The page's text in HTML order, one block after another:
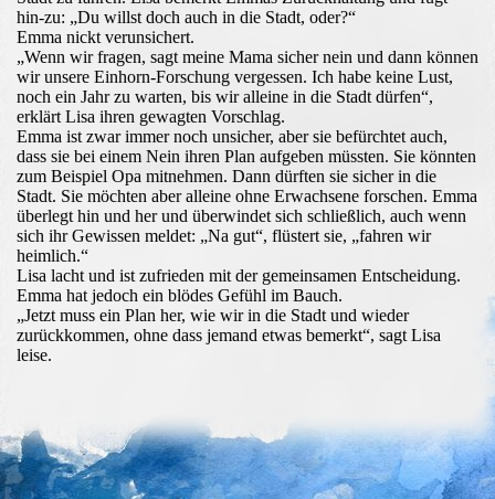
hin-zu: „Du willst doch auch in die Stadt, oder?“
Emma nickt verunsichert.
„Wenn wir fragen, sagt meine Mama sicher nein und dann können
wir unsere Einhorn-Forschung vergessen. Ich habe keine Lust,
noch ein Jahr zu warten, bis wir alleine in die Stadt dürfen“,
erklärt Lisa ihren gewagten Vorschlag.
Emma ist zwar immer noch unsicher, aber sie befürchtet auch,
dass sie bei einem Nein ihren Plan aufgeben müssten. Sie könnten
zum Beispiel Opa mitnehmen. Dann dürften sie sicher in die
Stadt. Sie möchten aber alleine ohne Erwachsene forschen. Emma
überlegt hin und her und überwindet sich schließlich, auch wenn
sich ihr Gewissen meldet: „Na gut“, flüstert sie, „fahren wir
heimlich.“
Lisa lacht und ist zufrieden mit der gemeinsamen Entscheidung.
Emma hat jedoch ein blödes Gefühl im Bauch.
„Jetzt muss ein Plan her, wie wir in die Stadt und wieder
zurückkommen, ohne dass jemand etwas bemerkt“, sagt Lisa
leise.